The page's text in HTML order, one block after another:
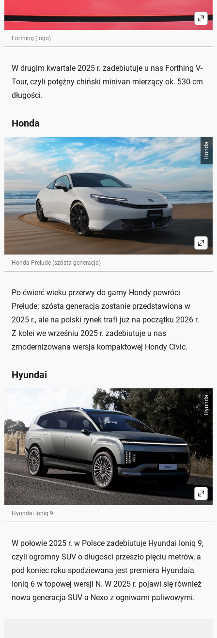
Forthing (logo)
W drugim kwartale 2025 r. zadebiutuje u nas Forthing V-
Tour, czyli potężny chiński minivan mierzący ok. 530 cm
długości.
Honda
Honda
Honda Prelude (szósta generacja)
Po ćwierć wieku przerwy do gamy Hondy powróci
Prelude: szósta generacja zostanie przedstawiona w
2025 r., ale na polski rynek trafi już na początku 2026 r.
Z kolei we wrześniu 2025 r. zadebiutuje u nas
zmodernizowana wersja kompaktowej Hondy Civic.
Hyundai
Hyundai
Hyundai Ioniq 9
W połowie 2025 r. w Polsce zadebiutuje Hyundai Ioniq 9,
czyli ogromny SUV o długości przeszło pięciu metrów, a
pod koniec roku spodziewana jest premiera Hyundaia
Ioniq 6 w topowej wersji N. W 2025 r. pojawi się również
nowa generacja SUV-a Nexo z ogniwami paliwowymi.